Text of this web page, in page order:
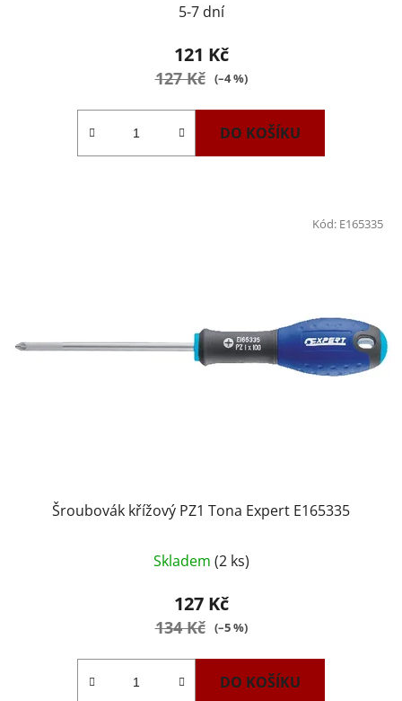
5-7 dní
121 Kč
127 Kč (–4 %)
DO KOŠÍKU
Šroubovák křížový PZ1 Tona Expert E165335
Skladem (2 ks)
127 Kč
134 Kč (–5 %)
DO KOŠÍKU
Kód: E165335